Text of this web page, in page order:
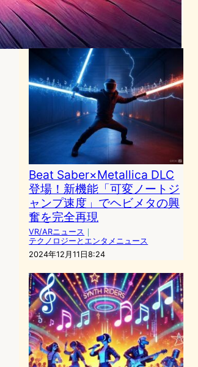
VR/ARニュース
Honda
2024年3月23日20:09
Beat Saber×Metallica DLC
登場！新機能「可変ノートジ
ャンプ速度」でヘビメタの興
奮を完全再現
VR/ARニュース ｜
テクノロジーとエンタメニュース
2024年12月11日8:24